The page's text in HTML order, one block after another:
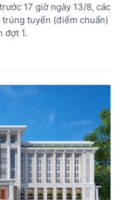
17 giờ ngày 13/8, các
tuyển (điểm chuẩn)
đợt 1.